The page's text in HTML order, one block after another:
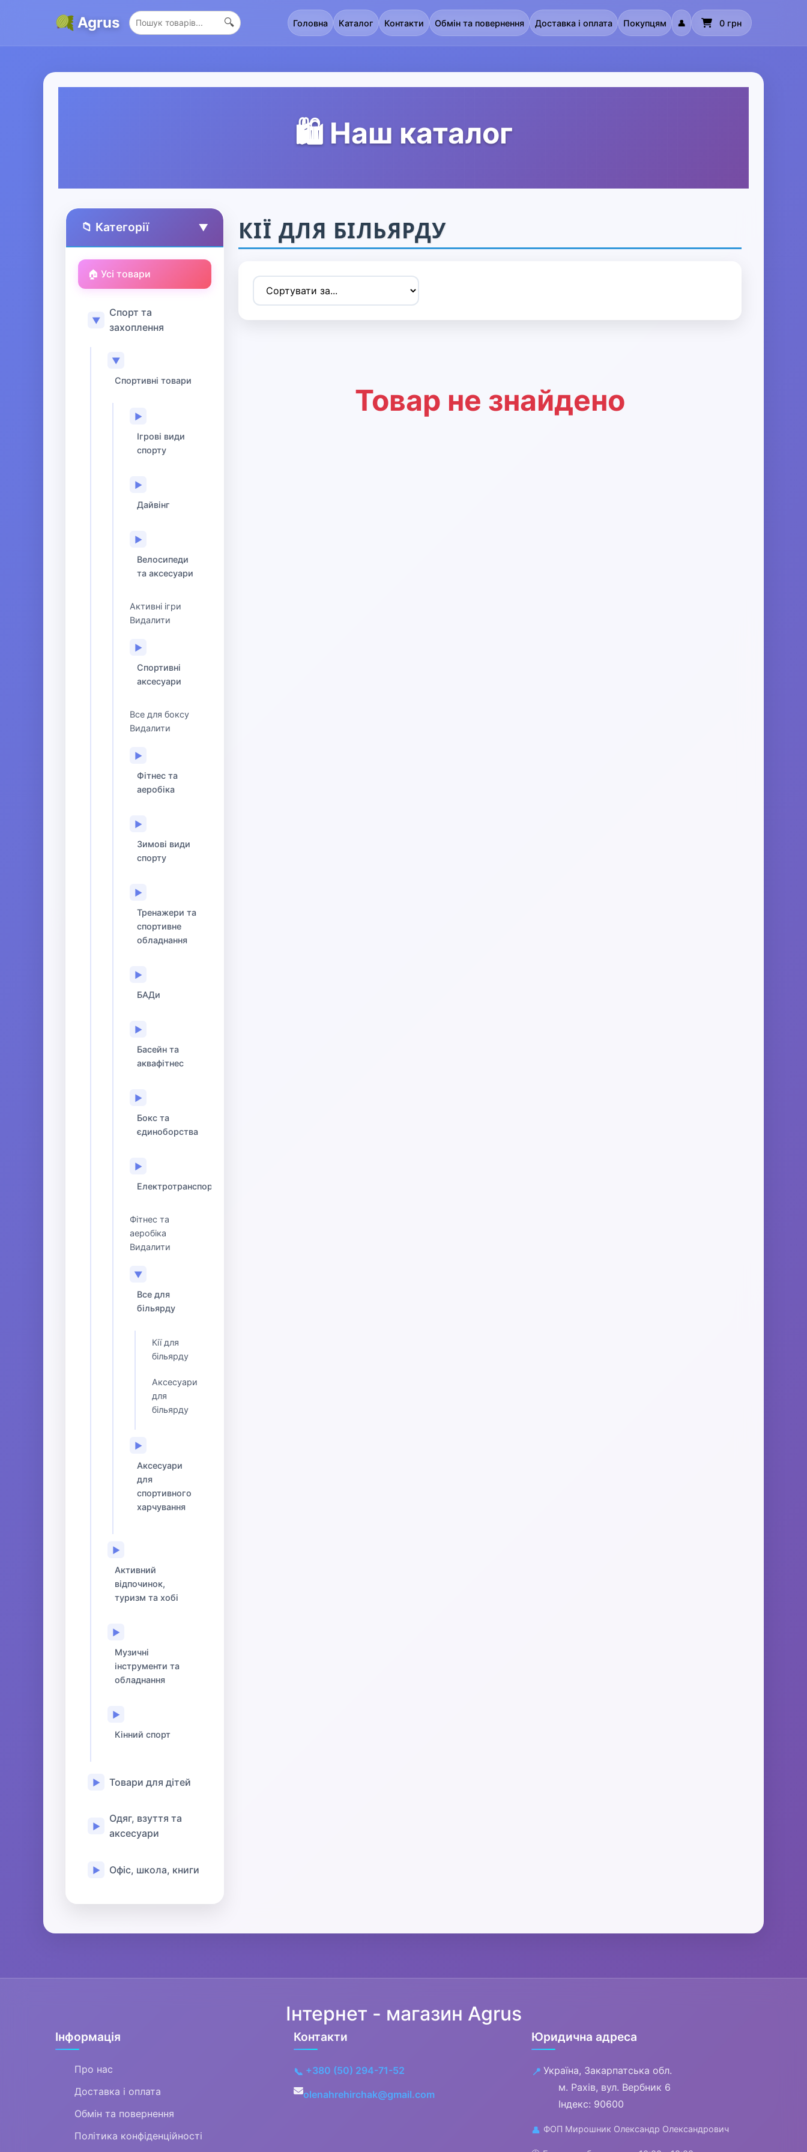
Agrus 🔍 Головна Каталог Контакти Обмін та повернення Доставка і оплата Покупцям 👤 0 грн
🛍️ Наш каталог
📁 Категорії ▲
🏠 Усі товари
▼
Спорт та
захоплення
▼
Спортивні товари
▶
Ігрові види
спорту
▶
Дайвінг
▶
Велосипеди
та аксесуари
Активні ігри
Видалити
▶
Спортивні
аксесуари
Все для боксу
Видалити
▶
Фітнес та
аеробіка
▶
Зимові види
спорту
▶
Тренажери та
спортивне
обладнання
▶
БАДи
▶
Басейн та
аквафітнес
▶
Бокс та
єдиноборства
▶
Електротранспорт
Фітнес та
аеробіка
Видалити
▼
Все для
більярду
Кії для
більярду
Аксесуари
для
більярду
▶
Аксесуари
для
спортивного
харчування
▶
Активний
відпочинок,
туризм та хобі
▶
Музичні
інструменти та
обладнання
▶
Кінний спорт
▶ Товари для дітей
▶
Одяг, взуття та
аксесуари
▶ Офіс, школа, книги
КІЇ ДЛЯ БІЛЬЯРДУ
Товар не знайдено
Інтернет - магазин Agrus
Інформація
Про нас
Доставка і оплата
Обмін та повернення
Політика конфіденційності
Контакти
📞 +380 (50) 294-71-52
olenahrehirchak@gmail.com
Юридична адреса
📍 Україна, Закарпатська обл.
м. Рахів, вул. Вербник 6
Індекс: 90600
👤 ФОП Мирошник Олександр Олександрович